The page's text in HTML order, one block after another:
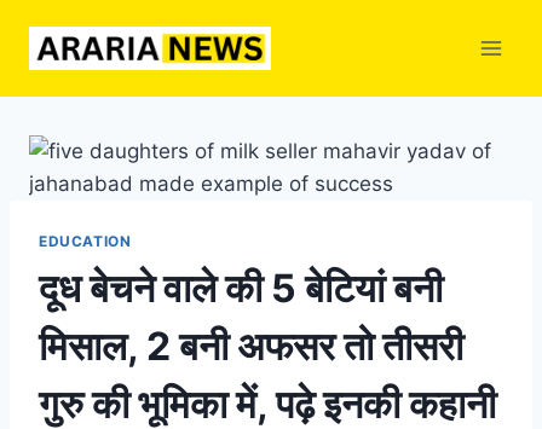
EDUCATION
दूध बेचने वाले की 5 बेटियां बनी
मिसाल, 2 बनी अफसर तो तीसरी
गुरु की भूमिका में, पढ़े इनकी कहानी